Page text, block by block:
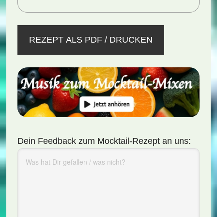
REZEPT ALS PDF / DRUCKEN
Dein Feedback zum Mocktail-Rezept an uns: